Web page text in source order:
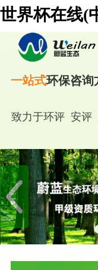
世界杯在线(
一站式环保咨询
致力于环评 安评